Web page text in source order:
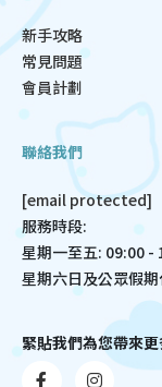
新手攻略
常見問題
會員計劃
聯絡我們
[email protected]
服務時段:
星期一至五: 09:00 -
星期六日及公眾假
緊貼我們為您帶來更